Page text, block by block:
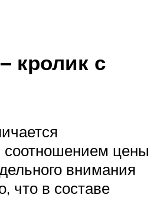
кролик с
цены
внимания
что в составе